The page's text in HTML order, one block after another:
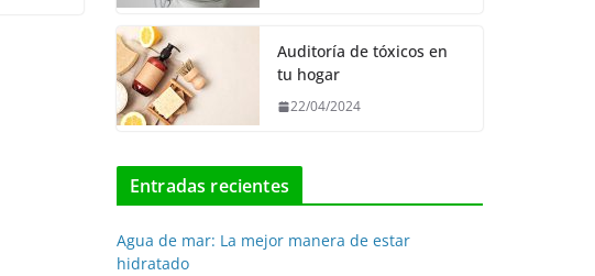
Auditoría de tóxicos en
tu hogar
22/04/2024
Entradas recientes
Agua de mar: La mejor manera de estar
hidratado